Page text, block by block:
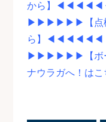
から】
▶▶▶▶▶▶【点検
ら】◀◀◀◀◀◀
▶▶▶▶▶▶【ボー
ナウラガへ！は